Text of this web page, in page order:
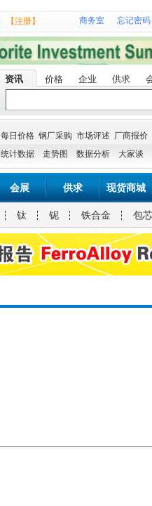
【注册】 商务室 忘记密码
资讯 价格 企业 供求
每日价格 钢厂采购 市场评述 厂商报价
统计数据
走势图 数据分析 大家谈
会展 供求 现货商城
钛 铌 铁合金 包